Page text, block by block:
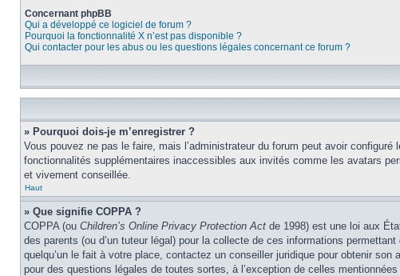
Concernant phpBB
Qui a développé ce logiciel de forum ?
Pourquoi la fonctionnalité X n’est pas disponible ?
Qui contacter pour les abus ou les questions légales concernant ce forum ?
» Pourquoi dois-je m’enregistrer ?
Vous pouvez ne pas le faire, mais l’administrateur du forum peut avoir
fonctionnalités supplémentaires inaccessibles aux invités comme les avatars
et vivement conseillée.
Haut
» Que signifie COPPA ?
COPPA (ou Children’s Online Privacy Protection Act de 1998) est une loi aux
des parents (ou d’un tuteur légal) pour la collecte de ces informations
quelqu’un le fait à votre place, contactez un conseiller juridique pour obtenir
pour des questions légales de toutes sortes, à l’exception de celles